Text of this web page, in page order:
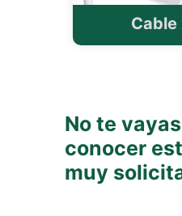
Cable
No te
conocer
muy